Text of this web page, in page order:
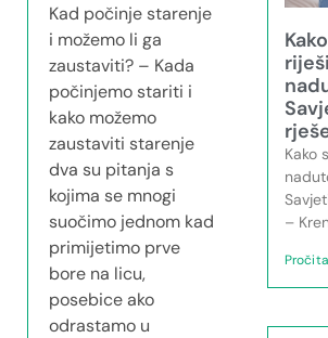
Kad počinje starenje
i možemo li ga
zaustaviti? – Kada
počinjemo stariti i
kako možemo
zaustaviti starenje
dva su pitanja s
kojima se mnogi
suočimo jednom kad
primijetimo prve
bore na licu,
posebice ako
odrastamo u
Kako
–